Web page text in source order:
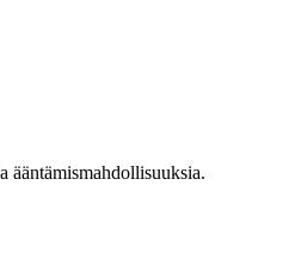
ääntämismahdollisuuksia.